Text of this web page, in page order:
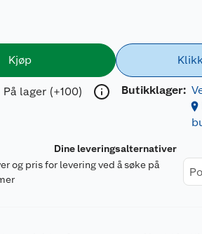
Kjøp
På lager (+100) Butikklager:
Dine leveringsalternativer
og pris for levering ved å søke på